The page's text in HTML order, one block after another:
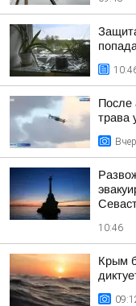
После
трава
10:46
Крым